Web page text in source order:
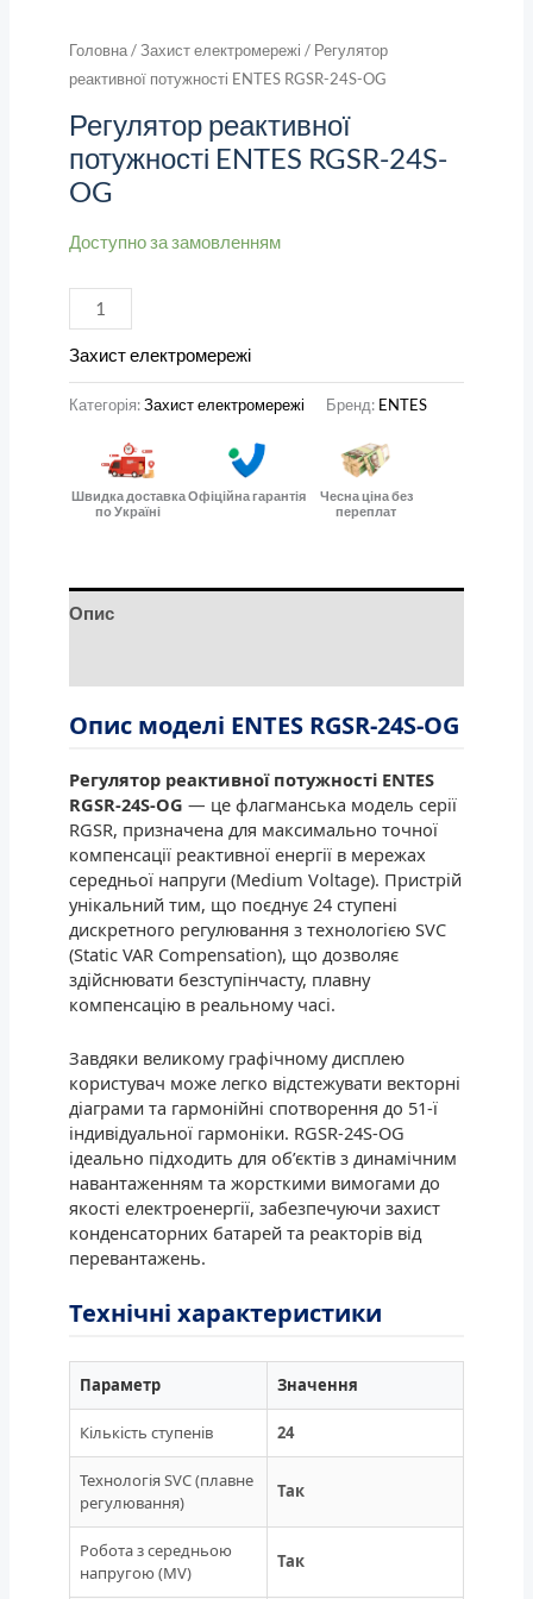
Головна/Захист електромережі / Регулятор
реактивної потужності ENTES RGSR-24S-OG
Регулятор реактивної
потужності ENTES RGSR-24S-
OG
Доступно за замовленням
Захист електромережі
Категорія:Захист електромережі Бренд: ENTES
Швидка доставка
по Україні
Офіційна гарантія
Чесна ціна без
переплат
Опис
Опис моделі ENTES RGSR-24S-OG
Регулятор реактивної потужності ENTES
RGSR-24S-OG — це флагманська модель серії
RGSR, призначена для максимально точної
компенсації реактивної енергії в мережах
середньої напруги (Medium Voltage). Пристрій
унікальний тим, що поєднує 24 ступені
дискретного регулювання з технологією SVC
(Static VAR Compensation), що дозволяє
здійснювати безступінчасту, плавну
компенсацію в реальному часі.
Завдяки великому графічному дисплею
користувач може легко відстежувати векторні
діаграми та гармонійні спотворення до 51-ї
індивідуальної гармоніки. RGSR-24S-OG
ідеально підходить для об’єктів з динамічним
навантаженням та жорсткими вимогами до
якості електроенергії, забезпечуючи захист
конденсаторних батарей та реакторів від
перевантажень.
Технічні характеристики
Параметр Значення
Кількість ступенів 24
Технологія SVC (плавне
регулювання)
Так
Робота з середньою
напругою (MV)
Так